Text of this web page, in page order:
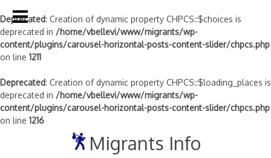
Deprecated: Creation of dynamic property CHPCS::$choices is
deprecated in /home/vbellevi/www/migrants/wp-
content/plugins/carousel-horizontal-posts-content-slider/chpcs.php
on line 1211
Deprecated: Creation of dynamic property CHPCS::$loading_places is
deprecated in /home/vbellevi/www/migrants/wp-
content/plugins/carousel-horizontal-posts-content-slider/chpcs.php
on line 1216
Migrants Info